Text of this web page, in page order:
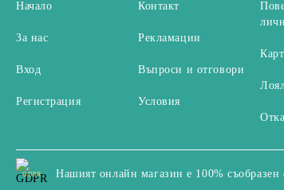
Начало
За нас
Вход
Регистрация
Контакт
Рекламации
Въпроси и отговори
Условия
GDPR Нашият онлайн магазин е 100% съобразен